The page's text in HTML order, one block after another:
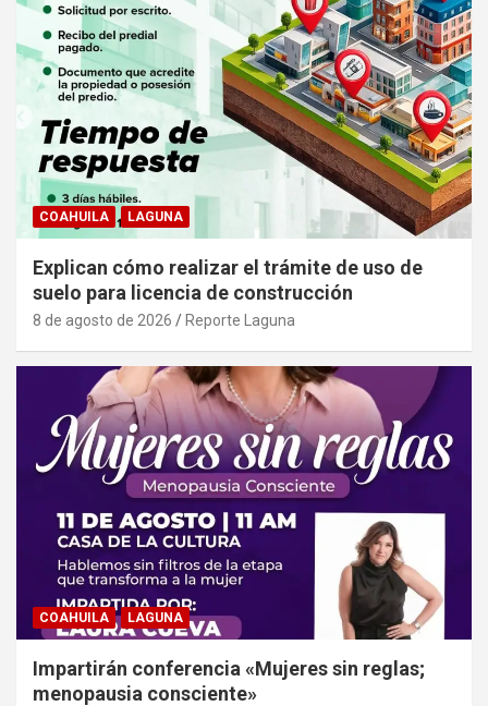
COAHUILA LAGUNA
Explican cómo realizar el trámite de uso de
suelo para licencia de construcción
8 de agosto de 2026 Reporte Laguna
COAHUILA LAGUNA
Impartirán conferencia «Mujeres sin reglas;
menopausia consciente»